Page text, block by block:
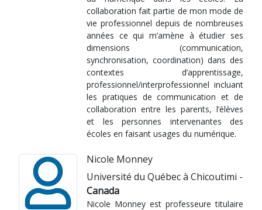
collaboration fait partie de mon mode de
vie professionnel depuis de nombreuses
années ce qui m’amène à étudier ses
dimensions (communication,
synchronisation, coordination) dans des
contextes d’apprentissage,
professionnel/interprofessionnel incluant
les pratiques de communication et de
collaboration entre les parents, l’élèves
et les personnes intervenantes des
écoles en faisant usages du numérique.
Nicole Monney
Université du Québec à Chicoutimi -
Canada
Nicole Monney est professeure titulaire